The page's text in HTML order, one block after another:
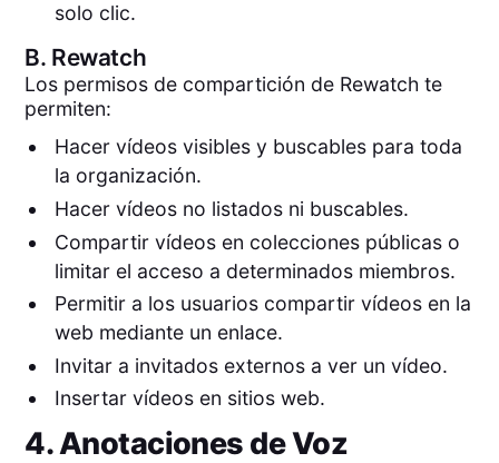
solo clic.
B. Rewatch
Los permisos de compartición de Rewatch te
permiten:
Hacer vídeos visibles y buscables para toda
la organización.
Hacer vídeos no listados ni buscables.
Compartir vídeos en colecciones públicas o
limitar el acceso a determinados miembros.
Permitir a los usuarios compartir vídeos en la
web mediante un enlace.
Invitar a invitados externos a ver un vídeo.
Insertar vídeos en sitios web.
4. Anotaciones de Voz